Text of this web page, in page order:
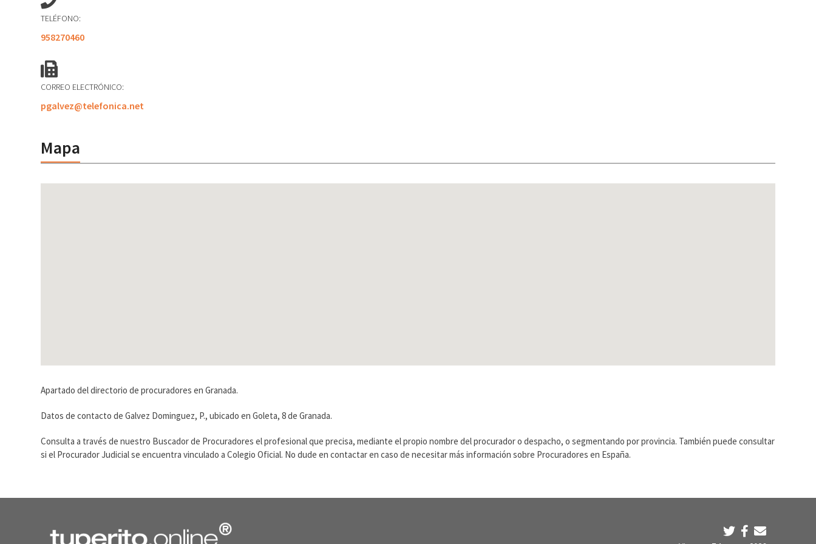
TELÉFONO:
958270460
CORREO ELECTRÓNICO:
pgalvez@telefonica.net
Mapa
Apartado del directorio de procuradores en Granada.
Datos de contacto de Galvez Dominguez, P., ubicado en Goleta, 8 de Granada.
Consulta a través de nuestro Buscador de Procuradores el profesional que precisa, mediante el propio nombre del procurador o despacho, o segmentando por provincia. También puede consultar
si el Procurador Judicial se encuentra vinculado a Colegio Oficial. No dude en contactar en caso de necesitar más información sobre Procuradores en España.